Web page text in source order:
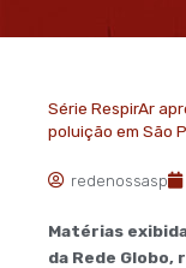
Série RespirAr
poluição em São
redenossasp
Matérias
da Rede